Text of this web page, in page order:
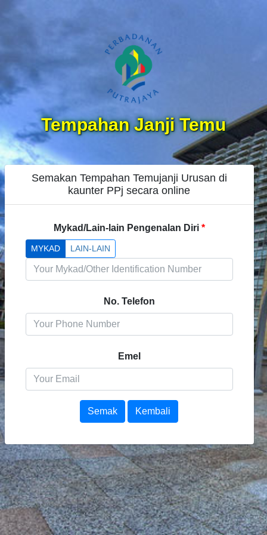
Tempahan Janji Temu
Semakan Tempahan Temujanji Urusan di
kaunter PPj secara online
Mykad/Lain-lain Pengenalan Diri
MYKAD LAIN-LAIN
No. Telefon
Emel
Kembali